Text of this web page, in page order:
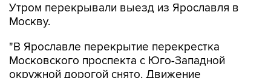
Утром перекрывали выезд из Ярославля в
Москву.
"В Ярославле перекрытие перекрестка
Московского проспекта с Юго-Западной
окружной дорогой снято. Движение